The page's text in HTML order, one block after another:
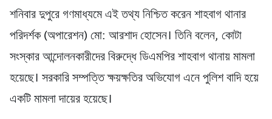
শনিবার দুপুরে গণমাধ্যমে এই তথ্য নিশ্চিত করেন শাহবাগ থানার
পরিদর্শক (অপারেশন) মো: আরশাদ হোসেন। তিনি বলেন, কোটা
সংস্কার আন্দোলনকারীদের বিরুদ্ধে ডিএমপির শাহবাগ থানায় মামলা
হয়েছে। সরকারি সম্পত্তি ক্ষয়ক্ষতির অভিযোগ এনে পুলিশ বাদি হয়ে
একটি মামলা দায়ের হয়েছে।